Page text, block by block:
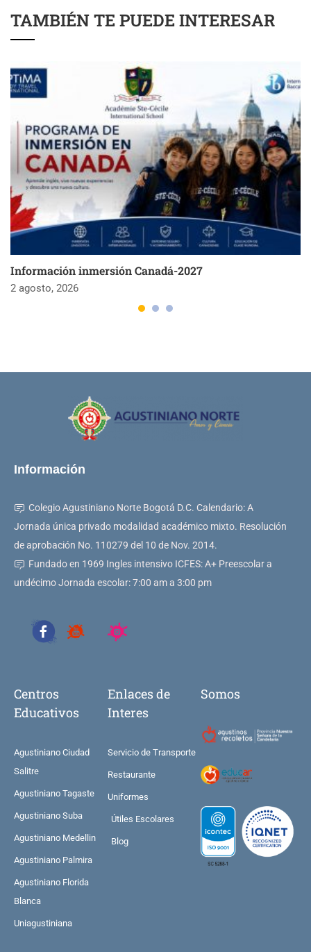
TAMBIÉN TE PUEDE INTERESAR
Información inmersión Canadá-2027
2 agosto, 2026
Información
Colegio Agustiniano Norte Bogotá D.C. Calendario: A
Jornada única privado modalidad académico mixto. Resolución
de aprobación No. 110279 del 10 de Nov. 2014.
Fundado en 1969 Ingles intensivo ICFES: A+ Preescolar a
undécimo Jornada escolar: 7:00 am a 3:00 pm
Centros
Educativos
Agustiniano Ciudad
Salitre
Agustiniano Tagaste
Agustiniano Suba
Agustiniano Medellin
Agustiniano Palmira
Agustiniano Florida
Blanca
Uniagustiniana
Enlaces de
Interes
Servicio de Transporte
Restaurante
Uniformes
Útiles Escolares
Blog
Somos